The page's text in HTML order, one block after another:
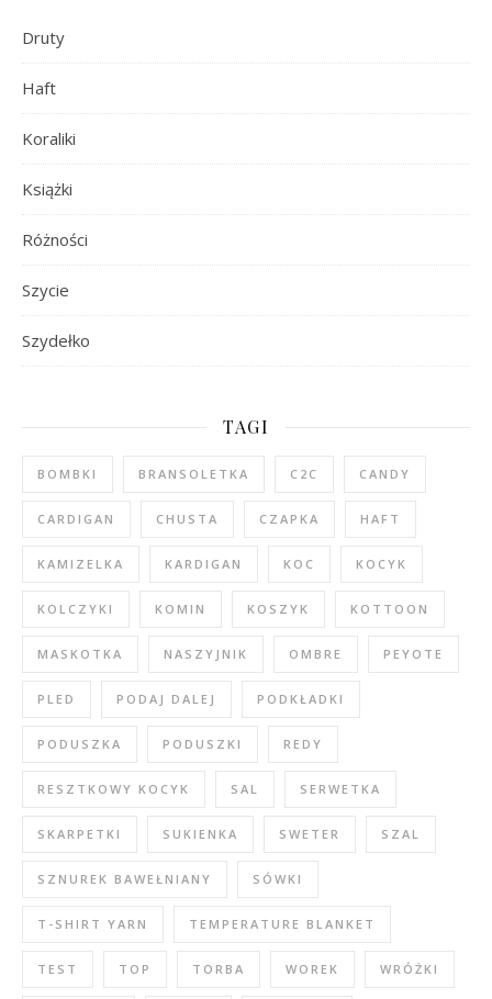
Druty
Haft
Koraliki
Książki
Różności
Szycie
Szydełko
TAGI
BOMBKI BRANSOLETKA C2C CANDY
CARDIGAN CHUSTA CZAPKA HAFT
KAMIZELKA KARDIGAN KOC KOCYK
KOLCZYKI KOMIN KOSZYK KOTTOON
MASKOTKA NASZYJNIK OMBRE PEYOTE
PLED PODAJ DALEJ PODKŁADKI
PODUSZKA PODUSZKI REDY
RESZTKOWY KOCYK SAL SERWETKA
SKARPETKI SUKIENKA SWETER SZAL
SZNUREK BAWEŁNIANY SÓWKI
T-SHIRT YARN TEMPERATURE BLANKET
TEST TOP TORBA WOREK WRÓŻKI